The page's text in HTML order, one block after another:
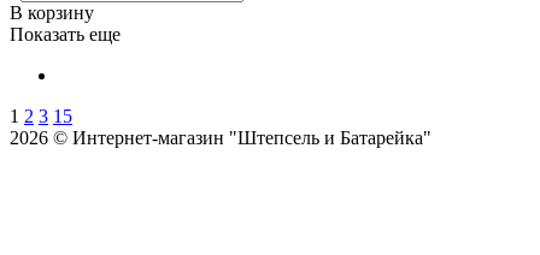
В корзину
Показать еще
1 2 3 15
2026 © Интернет-магазин "Штепсель и Батарейка"